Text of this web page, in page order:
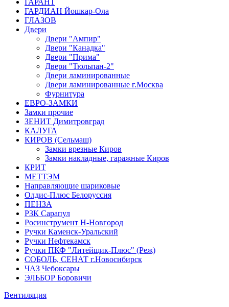
ГАРДИАН Йошкар-Ола
ГЛАЗОВ
Двери
Двери "Ампир"
Двери "Канадка"
Двери "Прима"
Двери "Тюльпан-2"
Двери ламинированные
Двери ламинированные г.Москва
Фурнитура
ЕВРО-ЗАМКИ
Замки прочие
ЗЕНИТ Димитровград
КАЛУГА
КИРОВ (Сельмаш)
Замки врезные Киров
Замки накладные, гаражные Киров
КРИТ
МЕТТЭМ
Направляющие шариковые
Олдис-Плюс Белоруссия
ПЕНЗА
РЗК Сарапул
Росинструмент Н-Новгород
Ручки Каменск-Уральский
Ручки Нефтекамск
Ручки ПКФ "Литейщик-Плюс" (Реж)
СОБОЛЬ, СЕНАТ г.Новосибирск
ЧАЗ Чебоксары
ЭЛЬБОР Боровичи
Вентиляция